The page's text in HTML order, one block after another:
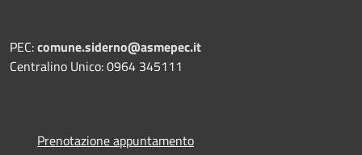
PEC:comune.siderno@asmepec.it
Centralino Unico: 0964 345111
Prenotazione appuntamento